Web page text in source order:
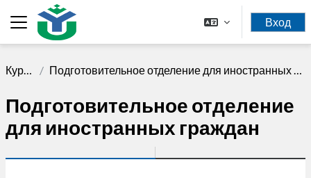
Перейти к основному содержанию
Боковая панель
Вход
Курсы Подготовительное отделение для иностранных граждан
Подготовительное отделение
для иностранных граждан